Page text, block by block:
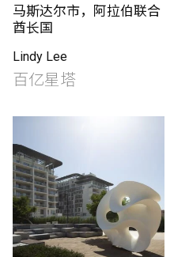
马斯达尔市，阿拉伯联合
酋长国
Lindy Lee
百亿星塔